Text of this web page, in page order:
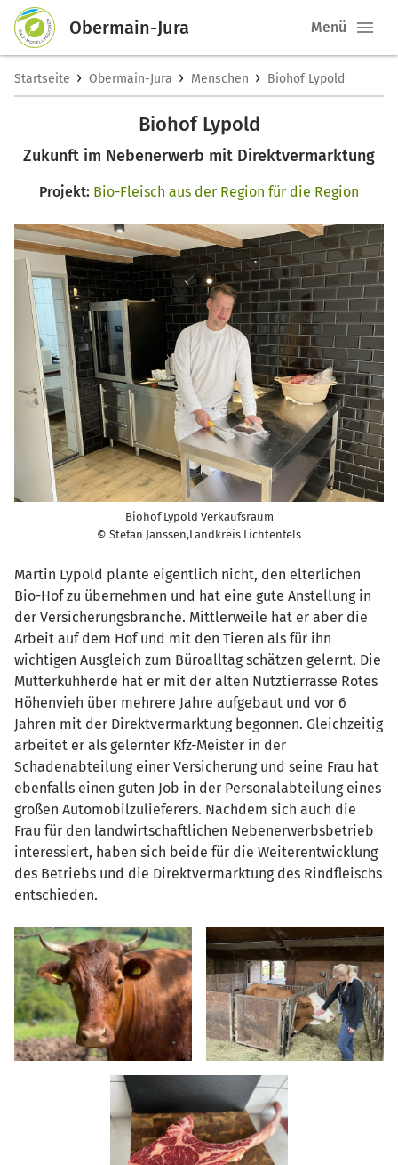
Obermain-Jura Menü
Startseite › Obermain-Jura › Menschen › Biohof Lypold
Biohof Lypold
Zukunft im Nebenerwerb mit Direktvermarktung
Projekt: Bio-Fleisch aus der Region für die Region
Biohof Lypold Verkaufsraum
© Stefan Janssen,Landkreis Lichtenfels
Martin Lypold plante eigentlich nicht, den elterlichen
Bio-Hof zu übernehmen und hat eine gute Anstellung in
der Versicherungsbranche. Mittlerweile hat er aber die
Arbeit auf dem Hof und mit den Tieren als für ihn
wichtigen Ausgleich zum Büroalltag schätzen gelernt. Die
Mutterkuhherde hat er mit der alten Nutztierrasse Rotes
Höhenvieh über mehrere Jahre aufgebaut und vor 6
Jahren mit der Direktvermarktung begonnen. Gleichzeitig
arbeitet er als gelernter Kfz-Meister in der
Schadenabteilung einer Versicherung und seine Frau hat
ebenfalls einen guten Job in der Personalabteilung eines
großen Automobilzulieferers. Nachdem sich auch die
Frau für den landwirtschaftlichen Nebenerwerbsbetrieb
interessiert, haben sich beide für die Weiterentwicklung
des Betriebs und die Direktvermarktung des Rindfleischs
entschieden.